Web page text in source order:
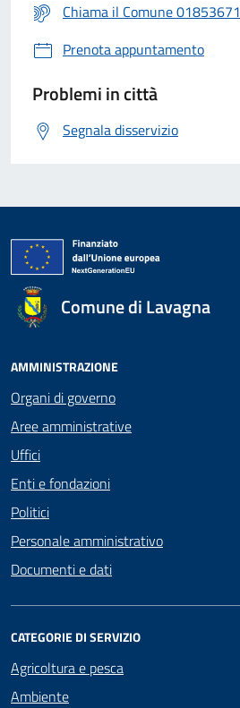
Chiama il Comune 01853671
Prenota appuntamento
Problemi in città
Segnala disservizio
Comune di Lavagna
AMMINISTRAZIONE
Organi di governo
Aree amministrative
Uffici
Enti e fondazioni
Politici
Personale amministrativo
Documenti e dati
CATEGORIE DI SERVIZIO
Agricoltura e pesca
Ambiente